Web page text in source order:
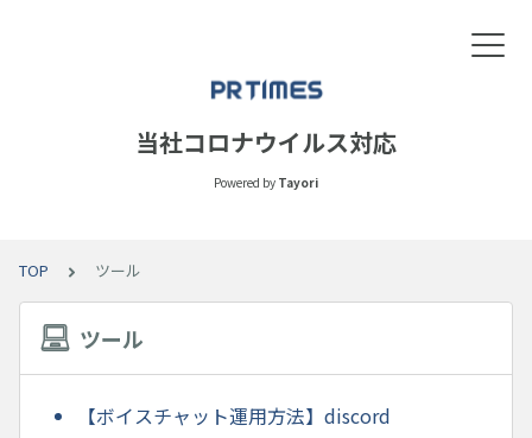
当社コロナウイルス対応
Powered by Tayori
TOP ツール
ツール
【ボイスチャット運用方法】discord